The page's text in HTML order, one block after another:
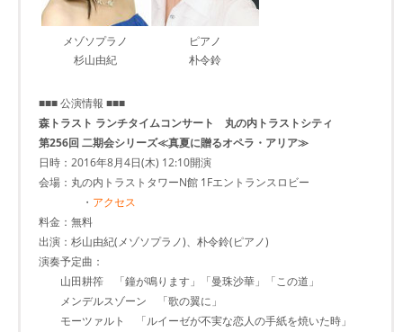
メゾソプラノ
杉山由紀
ピアノ
朴令鈴
■■■ 公演情報 ■■■
森トラスト ランチタイムコンサート 丸の内トラストシティ
第256回 二期会シリーズ≪真夏に贈るオペラ・アリア≫
日時：2016年8月4日(木) 12:10開演
会場：丸の内トラストタワーN館 1Fエントランスロビー
・ アクセス
料金：無料
出演：杉山由紀(メゾソプラノ)、朴令鈴(ピアノ)
演奏予定曲：
山田耕筰 「鐘が鳴ります」「曼珠沙華」「この道」
メンデルスゾーン 「歌の翼に」
モーツァルト 「ルイーゼが不実な恋人の手紙を焼いた時」